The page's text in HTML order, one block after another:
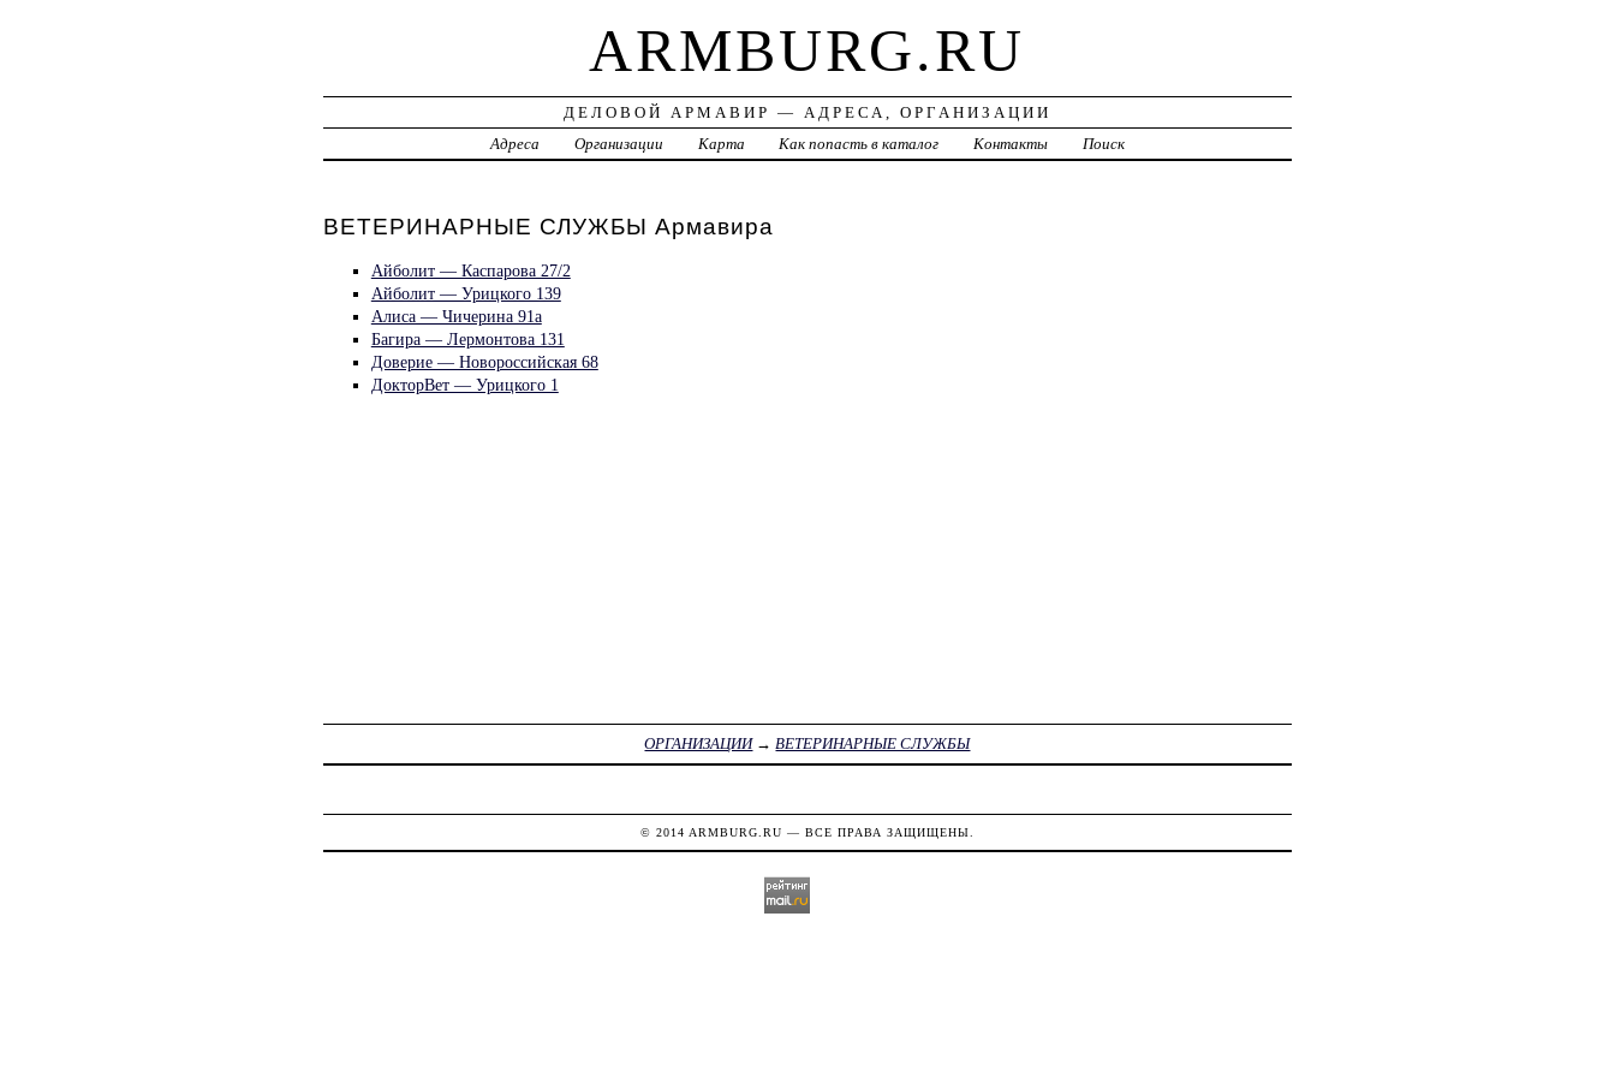
ARMBURG.RU
ДЕЛОВОЙ АРМАВИР — АДРЕСА, ОРГАНИЗАЦИИ
Адреса
Организации Карта Как попасть в каталог Контакты Поиск
ВЕТЕРИНАРНЫЕ СЛУЖБЫ Армавира
Айболит — Каспарова 27/2
Айболит — Урицкого 139
Алиса — Чичерина 91а
Багира — Лермонтова 131
Доверие — Новороссийская 68
ДокторВет — Урицкого 1
ОРГАНИЗАЦИИ→ВЕТЕРИНАРНЫЕ СЛУЖБЫ
© 2014 ARMBURG.RU — ВСЕ ПРАВА ЗАЩИЩЕНЫ.